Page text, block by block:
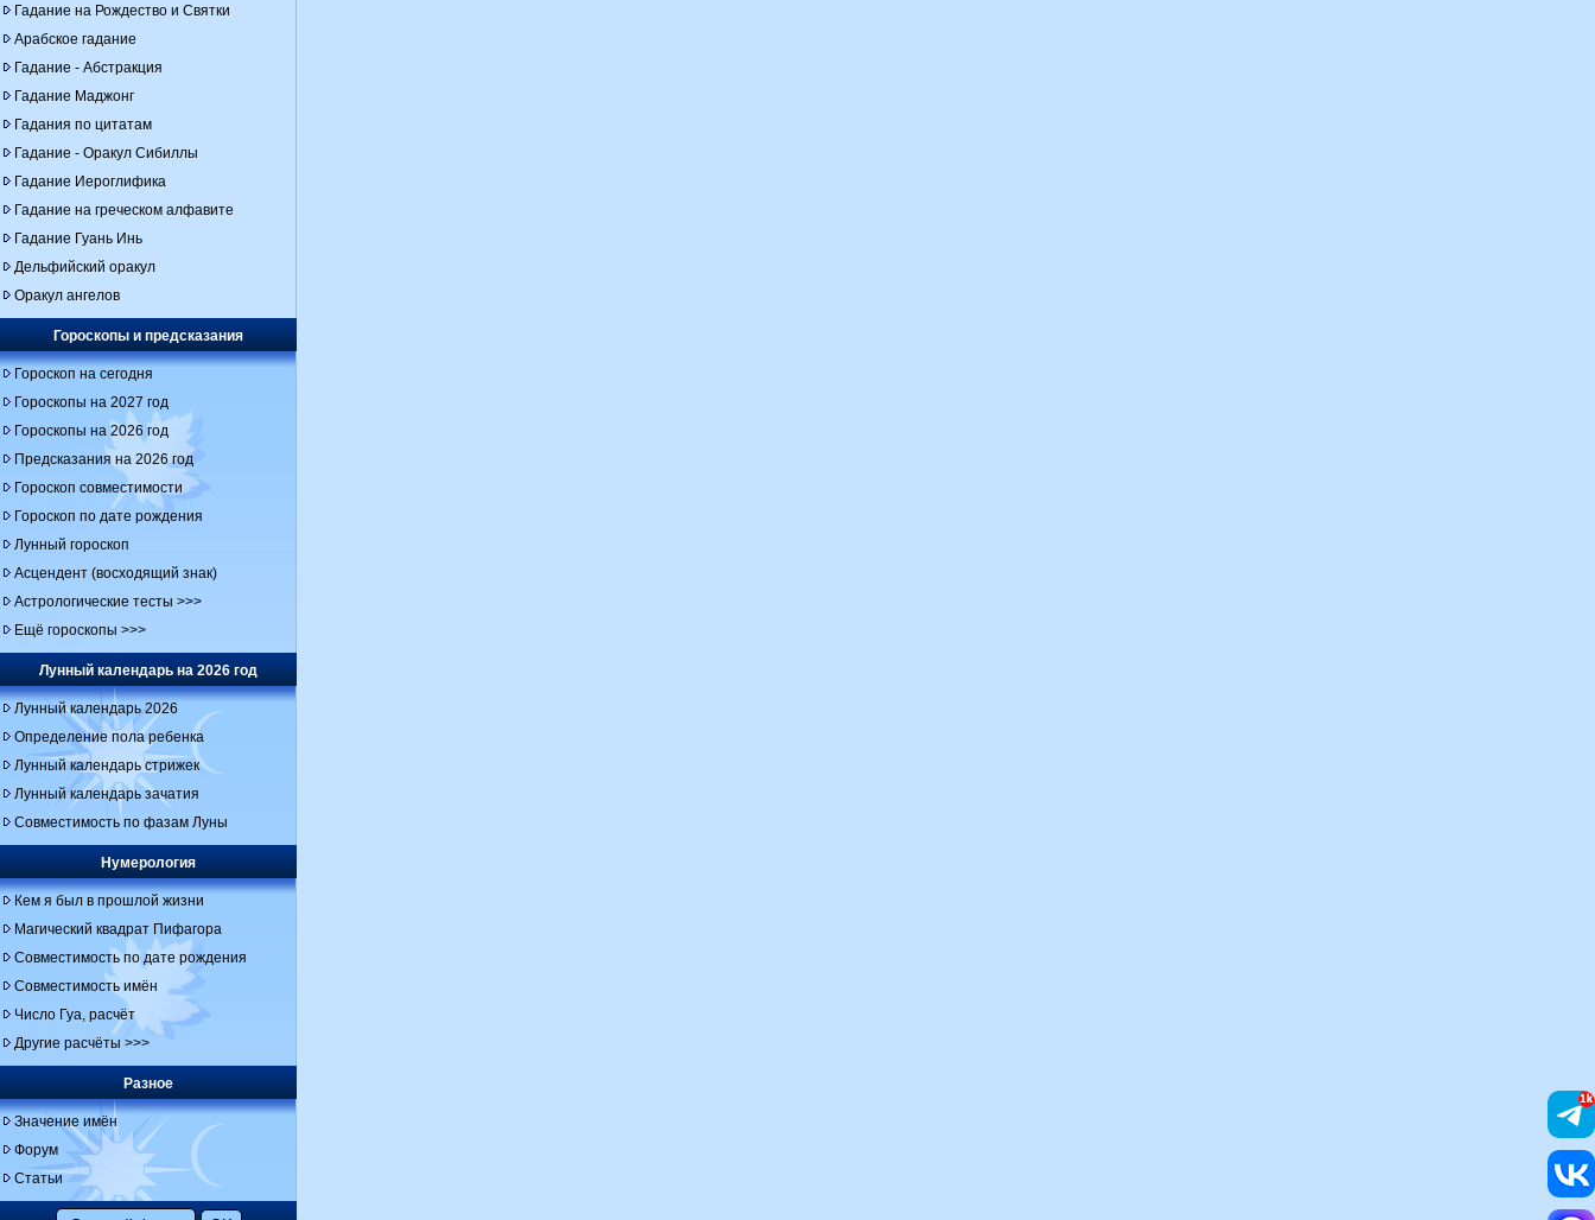
Гадание на Рождество и Святки
Арабское гадание
Гадание - Абстракция
Гадание Маджонг
Гадания по цитатам
Гадание - Оракул Сибиллы
Гадание Иероглифика
Гадание на греческом алфавите
Гадание Гуань Инь
Дельфийский оракул
Оракул ангелов
Гороскопы и предсказания
Гороскоп на сегодня
Гороскопы на 2027 год
Гороскопы на 2026 год
Предсказания на 2026 год
Гороскоп совместимости
Гороскоп по дате рождения
Лунный гороскоп
Асцендент (восходящий знак)
Астрологические тесты >>>
Ещё гороскопы >>>
Лунный календарь на 2026 год
Лунный календарь 2026
Определение пола ребенка
Лунный календарь стрижек
Лунный календарь зачатия
Совместимость по фазам Луны
Нумерология
Кем я был в прошлой жизни
Магический квадрат Пифагора
Совместимость по дате рождения
Совместимость имён
Число Гуа, расчёт
Другие расчёты >>>
Разное
Значение имён
Форум
Статьи